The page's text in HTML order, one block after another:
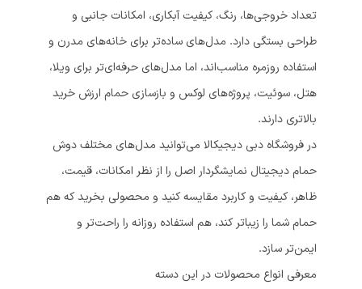
تعداد خروجی‌ها، رنگ، کیفیت آبکاری، امکانات جانبی و
طراحی بستگی دارد. مدل‌های ساده‌تر برای خانه‌های مدرن و
استفاده روزمره مناسب‌اند، اما مدل‌های حرفه‌ای‌تر برای ویلا،
هتل، سوئیت، پروژه‌های لوکس و بازسازی حمام ارزش خرید
بالاتری دارند.
در فروشگاه دبی دیجیکالا می‌توانید مدل‌های مختلف دوش
حمام دیجیتال نمایشگردار اصل را از نظر امکانات، قیمت،
ظاهر، کیفیت و کاربرد مقایسه کنید و محصولی بخرید که هم
حمام شما را زیباتر کند، هم استفاده روزانه را راحت‌تر و
ایمن‌تر سازد.
معرفی انواع محصولات در این دسته